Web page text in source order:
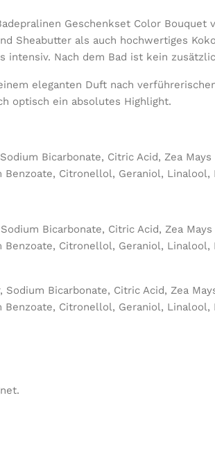
Geschenkset Color Bouquet
Sheabutter als auch hochwertiges
intensiv. Nach dem Bad ist kein
eleganten Duft nach
optisch ein absolutes Highlight.
Bicarbonate, Citric Acid, Zea
Citronellol, Geraniol, Linalool,
Bicarbonate, Citric Acid, Zea
Citronellol, Geraniol, Linalool,
Sodium Bicarbonate, Citric Acid, Zea
Citronellol, Geraniol, Linalool,